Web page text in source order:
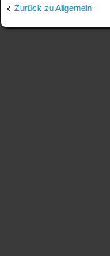
Zurück zu Allgemein